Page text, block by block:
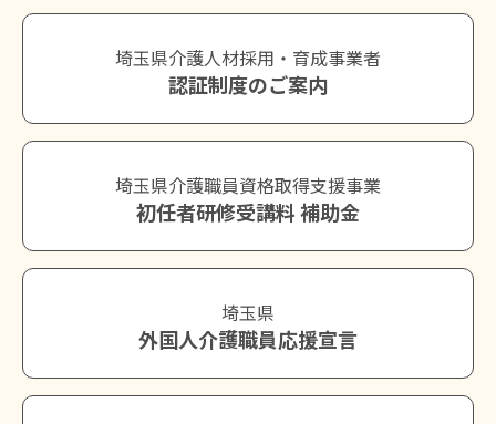
埼玉県介護人材採用・育成事業者
認証制度のご案内
埼玉県介護職員資格取得支援事業
初任者研修受講料 補助金
埼玉県
外国人介護職員応援宣言